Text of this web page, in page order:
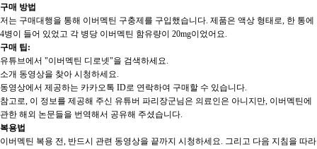
구매 방법
저는 구매대행을 통해 이버멕틴 구충제를 구입했습니다. 제품은 액상 형태로, 한 통에
4병이 들어 있었고 각 병당 이버멕틴 함유량이 20mg이었어요.
구매 팁:
유튜브에서 "이버멕틴 디로넷"을 검색하세요.
소개 동영상을 찾아 시청하세요.
동영상에서 제공하는 카카오톡 ID로 연락하여 구매할 수 있습니다.
참고로, 이 정보를 제공해 주신 유튜버 파리장군님은 의료인은 아니지만, 이버멕틴에
관한 해외 논문들을 번역해서 공유해 주셨습니다.
복용법
이버멕틴 복용 전, 반드시 관련 동영상을 끝까지 시청하세요. 그리고 다음 지침을 따라